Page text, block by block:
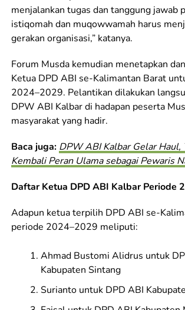
menjalankan tugas dan tanggung jawab
istiqomah dan muqowwamah harus
gerakan organisasi,” katanya.
Forum Musda kemudian menetapkan
Ketua DPD ABI se-Kalimantan Barat
2024–2029. Pelantikan dilakukan
DPW ABI Kalbar di hadapan peserta
masyarakat yang hadir.
Baca juga: DPW ABI Kalbar Gelar Haul,
Kembali Peran Ulama sebagai Pewaris
Daftar Ketua DPD ABI Kalbar Periode
Adapun ketua terpilih DPD ABI se-
periode 2024–2029 meliputi:
Ahmad Bustomi Alidrus untuk
Kabupaten Sintang
Surianto untuk DPD ABI